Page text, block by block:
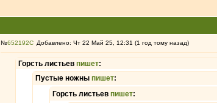
№652192 Добавлено: Чт 22 Май 25, 12:31 (1 год тому назад)
Горсть листьев пишет:
Пустые ножны пишет:
Горсть листьев пишет: